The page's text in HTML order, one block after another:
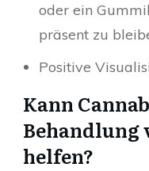
oder ein
präsent zu
Positive
Kann
Behandlung
helfen?